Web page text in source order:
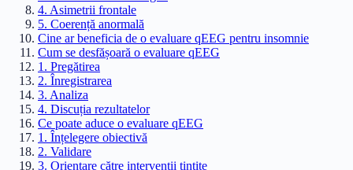
4. Asimetrii frontale
5. Coerență anormală
Cine ar beneficia de o evaluare qEEG pentru insomnie
Cum se desfășoară o evaluare qEEG
1. Pregătirea
2. Înregistrarea
3. Analiza
4. Discuția rezultatelor
Ce poate aduce o evaluare qEEG
1. Înțelegere obiectivă
2. Validare
3. Orientare către intervenții țintite